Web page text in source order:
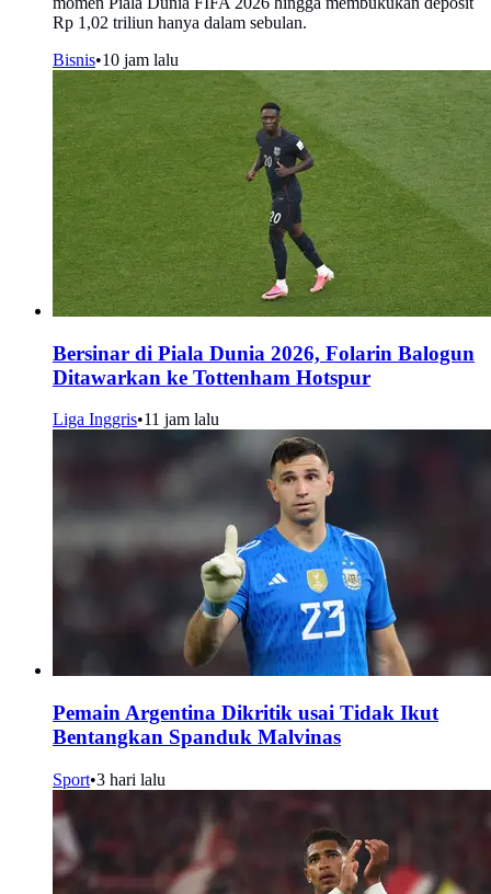
Rp 1,02 triliun hanya dalam sebulan.
Bisnis•10 jam lalu
Bersinar di Piala Dunia 2026, Folarin Balogun
Ditawarkan ke Tottenham Hotspur
Liga Inggris•11 jam lalu
Pemain Argentina Dikritik usai Tidak Ikut
Bentangkan Spanduk Malvinas
Sport•3 hari lalu